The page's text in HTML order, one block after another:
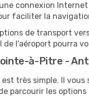
connexion
faciliter la
de transport
de l'aéroport pourra
à-Pitre -
est très simple. Il
parcourir les